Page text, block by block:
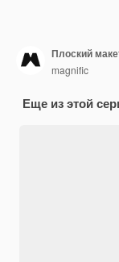
Плоский
magnific
Еще из этой